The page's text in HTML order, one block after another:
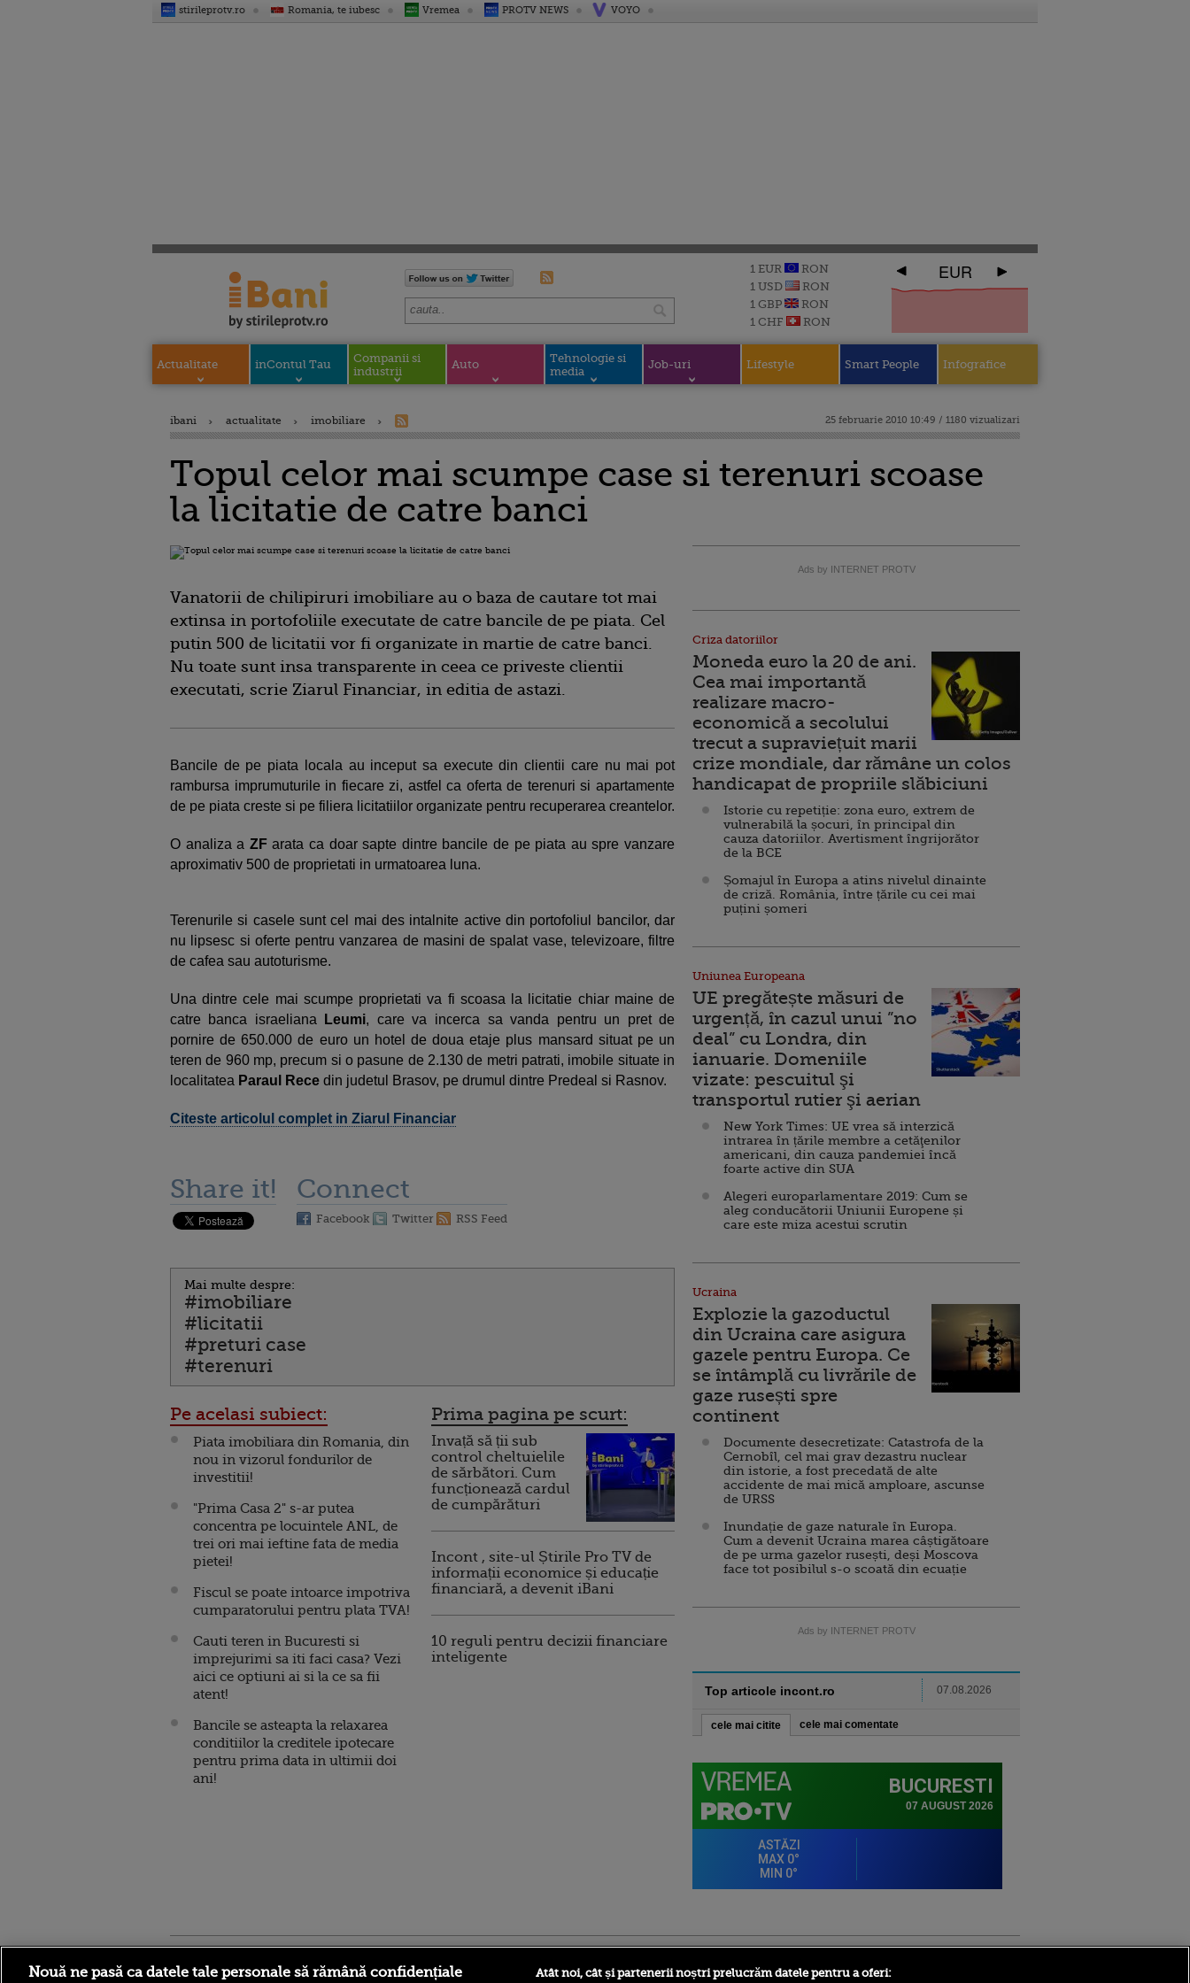
stirileprotv.ro Romania, te iubesc Vremea PROTV NEWS VOYO
1 EUR
RON
1 USD
RON
1 GBP
RON
1 CHF
RON
EUR
Actualitate inContul Tau
Companii si
industrii
Auto
Tehnologie si
media
Job-uri Lifestyle Smart People Infografice
ibani actualitate imobiliare 25 februarie 2010 10:49 / 1180 vizualizari
Topul celor mai scumpe case si terenuri scoase
la licitatie de catre banci
Vanatorii de chilipiruri imobiliare au o baza de cautare tot mai
extinsa in portofoliile executate de catre bancile de pe piata. Cel
putin 500 de licitatii vor fi organizate in martie de catre banci.
Nu toate sunt insa transparente in ceea ce priveste clientii
executati, scrie Ziarul Financiar, in editia de astazi.
Bancile de pe piata locala au inceput sa execute din clientii care nu mai pot
rambursa imprumuturile in fiecare zi, astfel ca oferta de terenuri si apartamente
de pe piata creste si pe filiera licitatiilor organizate pentru recuperarea creantelor.
O analiza a ZFarata ca doar sapte dintre bancile de pe piata au spre vanzare
aproximativ 500 de proprietati in urmatoarea luna.
Terenurile si casele sunt cel mai des intalnite active din portofoliul bancilor, dar
nu lipsesc si oferte pentru vanzarea de masini de spalat vase, televizoare, filtre
de cafea sau autoturisme.
Una dintre cele mai scumpe proprietati va fi scoasa la licitatie chiar maine de
catre banca israeliana
Leumi, care va incerca sa vanda pentru un pret de
pornire de 650.000 de euro un hotel de doua etaje plus mansard situat pe un
teren de 960 mp, precum si o pasune de 2.130 de metri patrati, imobile situate in
localitatea Paraul Rece din judetul Brasov, pe drumul dintre Predeal si Rasnov.
Citeste articolul complet in Ziarul Financiar
Share it! Connect
Facebook Twitter RSS Feed
Mai multe despre:
#imobiliare
#licitatii
#preturi case
#terenuri
Pe acelasi subiect:
Piata imobiliara din Romania, din
nou in vizorul fondurilor de
investitii!
"Prima Casa 2" s-ar putea
concentra pe locuintele ANL, de
trei ori mai ieftine fata de media
pietei!
Fiscul se poate intoarce impotriva
cumparatorului pentru plata TVA!
Cauti teren in Bucuresti si
imprejurimi sa iti faci casa? Vezi
aici ce optiuni ai si la ce sa fii
atent!
Bancile se asteapta la relaxarea
conditiilor la creditele ipotecare
pentru prima data in ultimii doi
ani!
Prima pagina pe scurt:
Invață să ții sub
control cheltuielile
de sărbători. Cum
funcționează cardul
de cumpărături
Incont , site-ul Știrile Pro TV de
informații economice și educație
financiară, a devenit iBani
10 reguli pentru decizii financiare
inteligente
Ads by INTERNET PROTV
Criza datoriilor
Moneda euro la 20 de ani.
Cea mai importantă
realizare macro-
economică a secolului
trecut a supraviețuit marii
crize mondiale, dar rămâne un colos
handicapat de propriile slăbiciuni
Istorie cu repetiție: zona euro, extrem de
vulnerabilă la șocuri, în principal din
cauza datoriilor. Avertisment îngrijorător
de la BCE
Șomajul în Europa a atins nivelul dinainte
de criză. România, între țările cu cei mai
puțini șomeri
Uniunea Europeana
UE pregătește măsuri de
urgență, în cazul unui ”no
deal” cu Londra, din
ianuarie. Domeniile
vizate: pescuitul şi
transportul rutier şi aerian
New York Times: UE vrea să interzică
intrarea în țările membre a cetăţenilor
americani, din cauza pandemiei încă
foarte active din SUA
Alegeri europarlamentare 2019: Cum se
aleg conducătorii Uniunii Europene și
care este miza acestui scrutin
Ucraina
Explozie la gazoductul
din Ucraina care asigura
gazele pentru Europa. Ce
se întâmplă cu livrările de
gaze rusești spre
continent
Documente desecretizate: Catastrofa de la
Cernobîl, cel mai grav dezastru nuclear
din istorie, a fost precedată de alte
accidente de mai mică amploare, ascunse
de URSS
Inundație de gaze naturale în Europa.
Cum a devenit Ucraina marea câștigătoare
de pe urma gazelor rusești, deși Moscova
face tot posibilul s-o scoată din ecuație
Ads by INTERNET PROTV
Top articole incont.ro 07.08.2026
cele mai citite cele mai comentate
Nouă ne pasă ca datele tale personale să rămână confidențiale Atât noi, cât și partenerii noștri prelucrăm datele pentru a oferi: